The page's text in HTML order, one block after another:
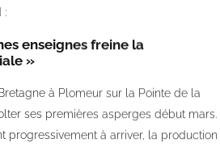
:
enseignes freine la
»
à Plomeur sur la Pointe de la
ses premières asperges début mars.
progressivement à arriver, la production